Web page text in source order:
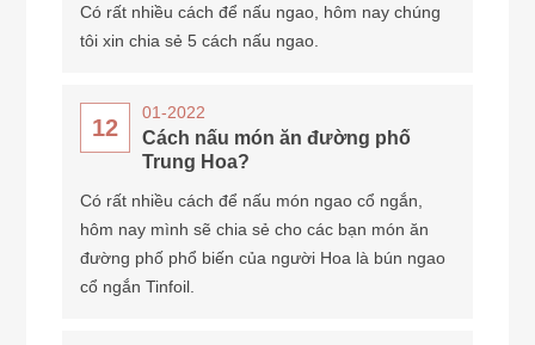
Có rất nhiều cách để nấu ngao, hôm nay chúng
tôi xin chia sẻ 5 cách nấu ngao.
12
01-2022
Cách nấu món ăn đường phố
Trung Hoa?
Có rất nhiều cách để nấu món ngao cổ ngắn,
hôm nay mình sẽ chia sẻ cho các bạn món ăn
đường phố phổ biến của người Hoa là bún ngao
cổ ngắn Tinfoil.